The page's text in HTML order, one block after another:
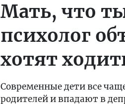
Мать, что
психолог
хотят
Современные дети все
родителей и впадают в